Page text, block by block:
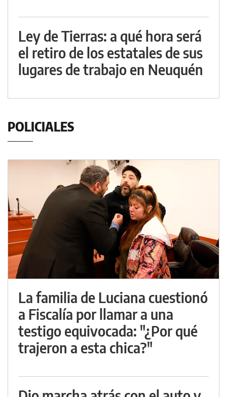
Ley de Tierras: a qué hora será
el retiro de los estatales de sus
lugares de trabajo en Neuquén
POLICIALES
La familia de Luciana cuestionó
a Fiscalía por llamar a una
testigo equivocada: "¿Por qué
trajeron a esta chica?"